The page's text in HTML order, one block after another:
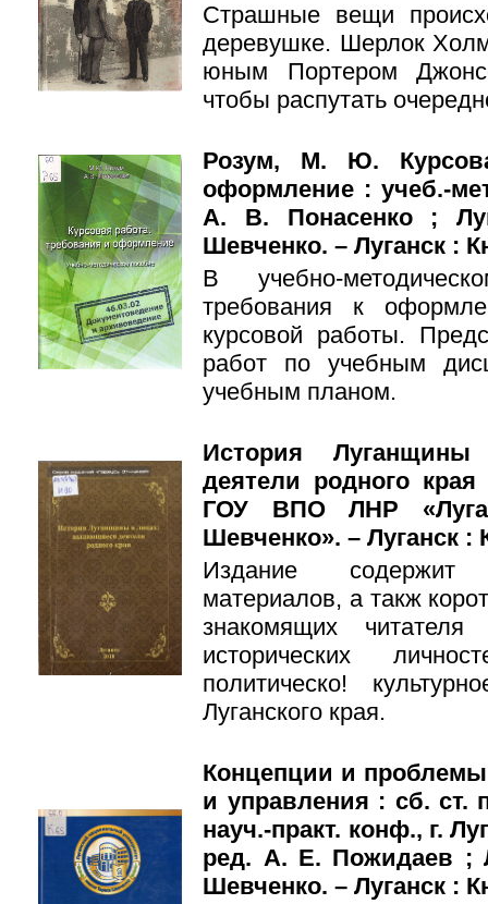
Страшные вещи
деревушке. Шерлок
юным Портером
чтобы распутать
Розум, М. Ю.
оформление : учеб.-
А. В. Понасенко ;
Шевченко. – Луганск :
В учебно-
требования к
курсовой работы.
работ по учебным
учебным планом.
История
деятели родного
ГОУ ВПО ЛНР
Шевченко». – Луганск :
Издание содержит
материалов, а такж
знакомящих
исторических
политическо!
Луганского края.
Концепции и проблемы
и управления : сб. ст.
науч.-практ. конф., г.
ред. А. Е. Пожидаев ;
Шевченко. – Луганск :